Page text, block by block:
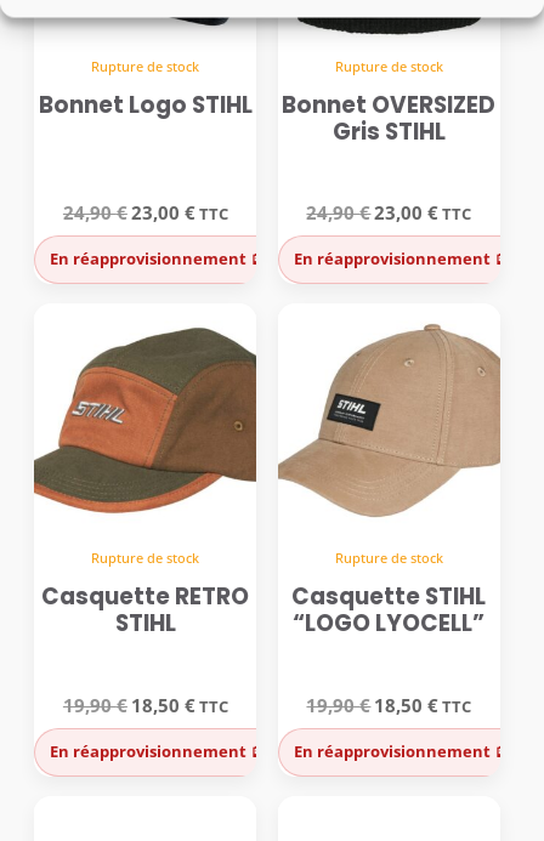
Rupture de stock
Bonnet Logo STIHL
24,90€Le
initial
était :
24,90 €.
23,00 €Le
actuel
est :
23,00 €.
TTC
En réapprovisionnement 🪫
Rupture de stock
Bonnet OVERSIZED
Gris STIHL
24,90€Le
initial
était :
24,90 €.
23,00€Le
actuel
est :
23,00 €.
TTC
En réapprovisionnement 🪫
Rupture de stock
Casquette RETRO
STIHL
19,90€ Le
prix
initial
était :
19,90 €.
18,50 €Le
actuel
est :
18,50 €.
TTC
En réapprovisionnement 🪫
Rupture de stock
Casquette STIHL
“LOGO LYOCELL”
19,90€Le
prix
initial
était :
19,90 €.
18,50€Le
actuel
est :
18,50 €.
TTC
En réapprovisionnement 🪫